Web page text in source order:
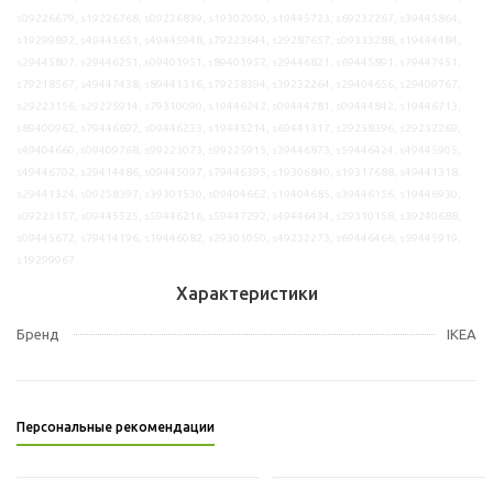
Характеристики
Бренд IKEA
Персональные рекомендации